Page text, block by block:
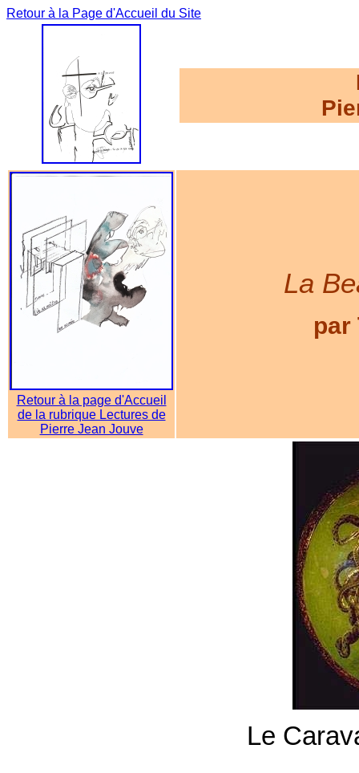
Retour à la Page d'Accueil du Site
Retour à la page d'Accueil
de la rubrique Lectures de
Pierre Jean Jouve
La
par
Le